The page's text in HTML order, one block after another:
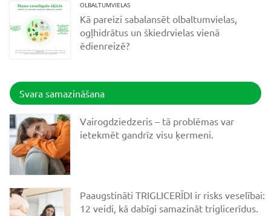
OLBALTUMVIELAS
Kā pareizi sabalansēt olbaltumvielas,
ogļhidrātus un škiedrvielas vienā
ēdienreizē?
Svara samazināšana
Vairogdziedzeris – tā problēmas var
ietekmēt gandrīz visu ķermeni.
Paaugstināti TRIGLICERĪDI ir risks veselībai:
12 veidi, kā dabīgi samazināt triglicerīdus.